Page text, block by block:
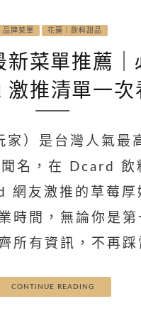
品牌菜單 花蓮｜飲料甜品
新菜單推薦
激推清單一次
）是台灣人氣最
名，在 Dcard
友激推的草莓厚
時間，無論你是
所有資訊，不再踩
CONTINUE READING